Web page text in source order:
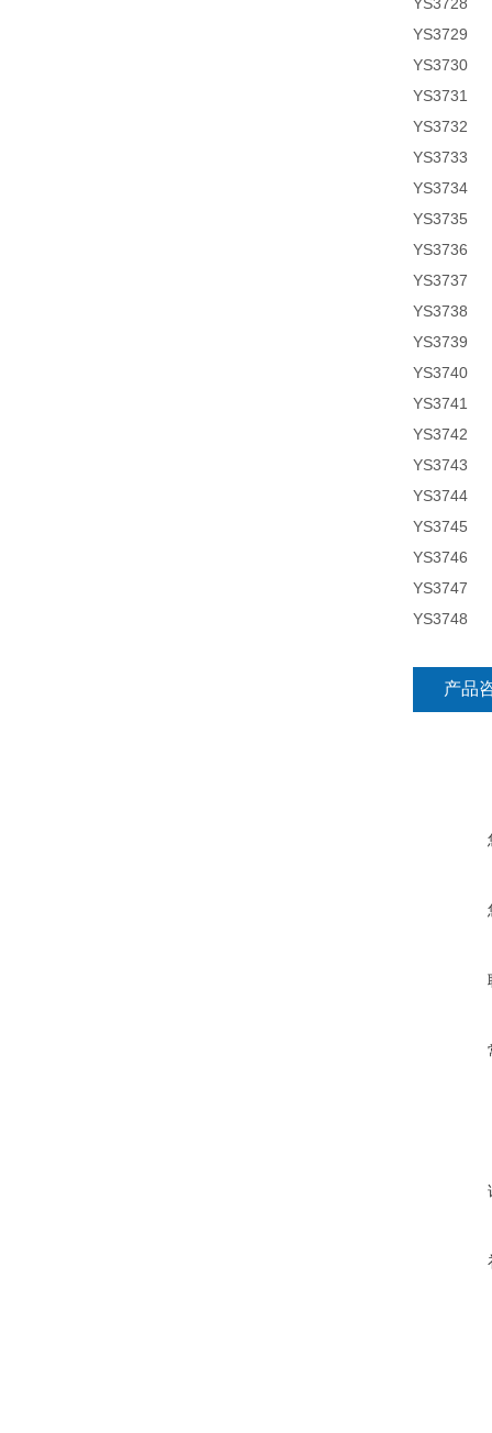
YS3729
YS3730
YS3731
YS3732
YS3733
YS3734
YS3735
YS3736
YS3737
YS3738
YS3739
YS3740
YS3741
YS3742
YS3743
YS3744
YS3745
YS3746
YS3747
YS3748
产品